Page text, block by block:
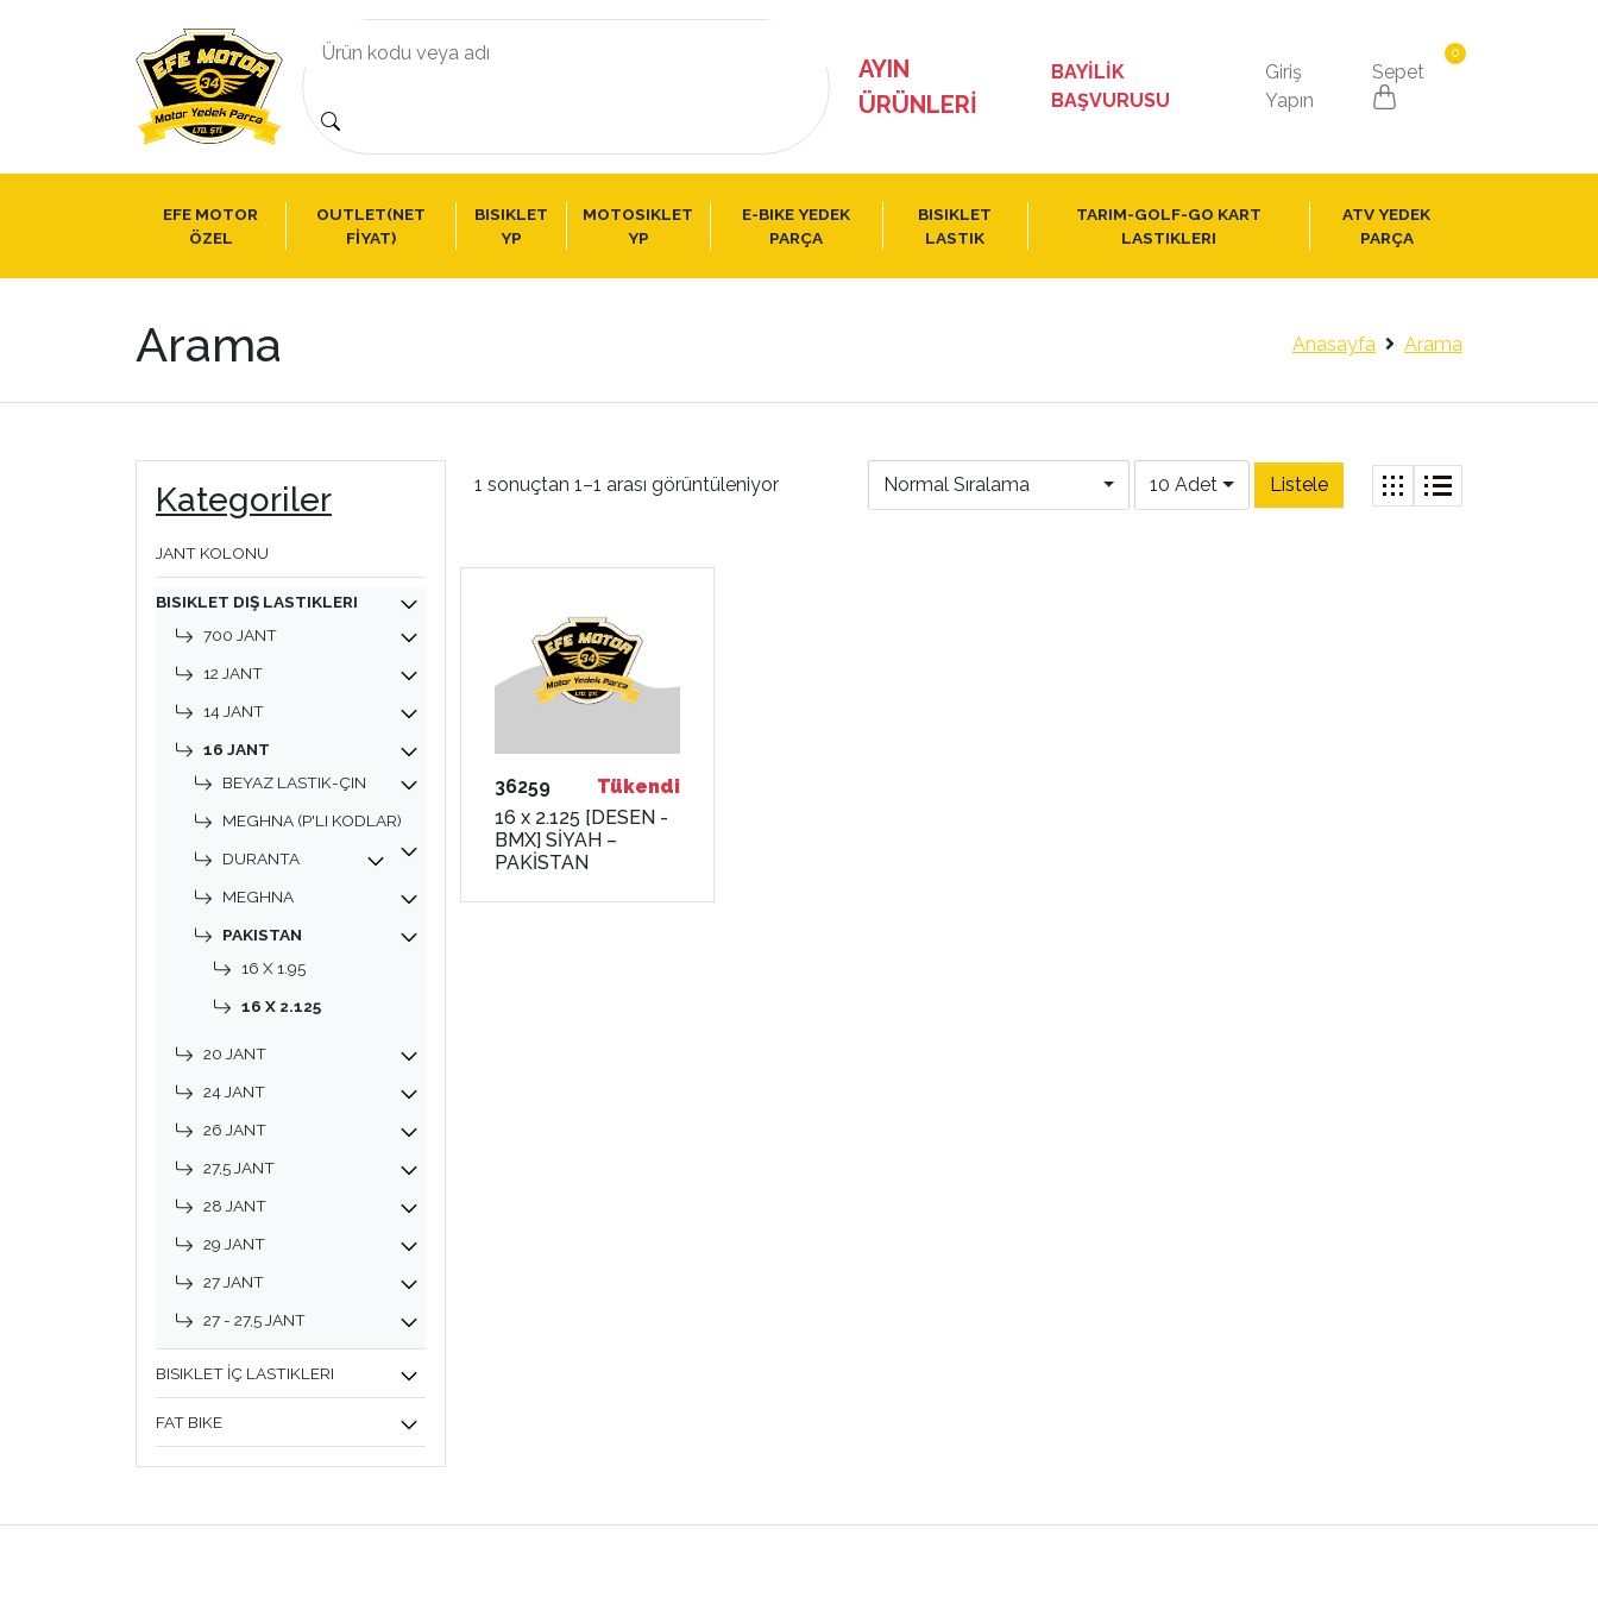
AYIN
ÜRÜNLERI
BAYİLİK
BAŞVURUSU
Giriş
Yapın
Sepet
0
EFE MOTOR
ÖZEL
OUTLET(NET
FİYAT)
BISIKLET
YP
MOTOSIKLET
YP
E-BIKE YEDEK
PARÇA
BISIKLET
LASTIK
TARIM-GOLF-GO KART
LASTIKLERI
ATV YEDEK
PARÇA
Arama Anasayfa Arama
Kategoriler
JANT KOLONU
BISIKLET DIŞ LASTIKLERI
700 JANT
12 JANT
14 JANT
16 JANT
BEYAZ LASTIK-ÇIN
MEGHNA (P'LI KODLAR)
DURANTA
MEGHNA
PAKISTAN
16 X 1.95
16 X 2.125
20 JANT
24 JANT
26 JANT
27,5 JANT
28 JANT
29 JANT
27 JANT
27 - 27,5 JANT
BISIKLET İÇ LASTIKLERI
FAT BIKE
1 sonuçtan 1–1 arası görüntüleniyor Normal Sıralama 10 Adet
36259
Tükendi
16 x 2.125 [DESEN -
BMX] SİYAH –
PAKİSTAN